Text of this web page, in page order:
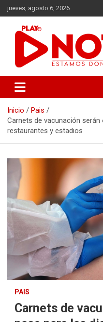
Saltar
al
contenido
jueves, agosto 6, 2026
Play Noticias
Inicio
Pais
Carnets de vacunación
restaurantes y estadios
PAIS
Carnets de